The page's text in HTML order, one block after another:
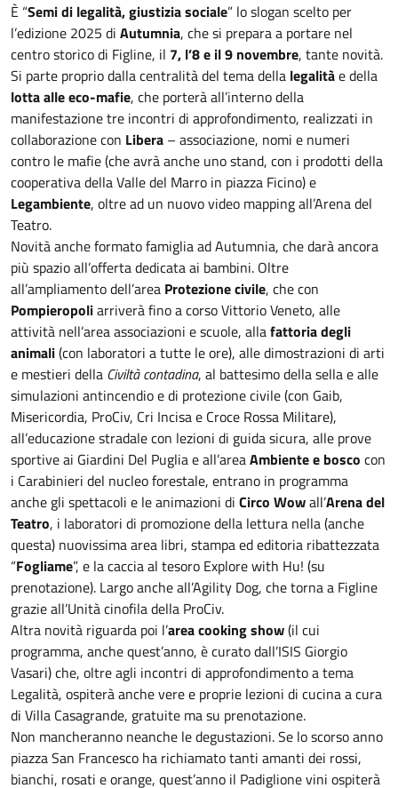
È “Semi di legalità, giustizia sociale” lo slogan scelto per
l’edizione 2025 di Autumnia, che si prepara a portare nel
centro storico di Figline, il 7, l’8 e il 9 novembre, tante novità.
Si parte proprio dalla centralità del tema della legalitàe della
lotta alle eco-mafie, che porterà all’interno della
manifestazione tre incontri di approfondimento, realizzati in
collaborazione con Libera – associazione, nomi e numeri
contro le mafie (che avrà anche uno stand, con i prodotti della
cooperativa della Valle del Marro in piazza Ficino) e
Legambiente, oltre ad un nuovo video mapping all’Arena del
Teatro.
Novità anche formato famiglia ad Autumnia, che darà ancora
più spazio all’offerta dedicata ai bambini. Oltre
all’ampliamento dell’area Protezione civile, che con
Pompieropoliarriverà fino a corso Vittorio Veneto, alle
attività nell’area associazioni e scuole, allafattoria degli
animali(con laboratori a tutte le ore), alle dimostrazioni di arti
e mestieri della Civiltà contadina, al battesimo della sella e alle
simulazioni antincendio e di protezione civile (con Gaib,
Misericordia, ProCiv, Cri Incisa e Croce Rossa Militare),
all’educazione stradale con lezioni di guida sicura, alle prove
sportive ai Giardini Del Puglia e all’areaAmbiente e bosco con
i Carabinieri del nucleo forestale, entrano in programma
anche gli spettacoli e le animazioni di Circo Wowall’Arena del
Teatro, i laboratori di promozione della lettura nella (anche
questa) nuovissima area libri, stampa ed editoria ribattezzata
“Fogliame”, e la caccia al tesoro Explore with Hu! (su
prenotazione). Largo anche all’Agility Dog, che torna a Figline
grazie all’Unità cinofila della ProCiv.
Altra novità riguarda poi l’area cooking show(il cui
programma, anche quest’anno, è curato dall’ISIS Giorgio
Vasari) che, oltre agli incontri di approfondimento a tema
Legalità, ospiterà anche vere e proprie lezioni di cucina a cura
di Villa Casagrande, gratuite ma su prenotazione.
Non mancheranno neanche le degustazioni. Se lo scorso anno
piazza San Francesco ha richiamato tanti amanti dei rossi,
bianchi, rosati e orange, quest’anno il Padiglione vini ospiterà